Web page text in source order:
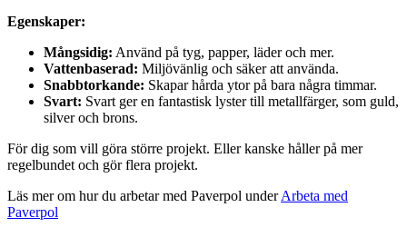
Egenskaper:
Mångsidig: Använd på tyg, papper, läder och mer.
Vattenbaserad: Miljövänlig och säker att använda.
Snabbtorkande: Skapar hårda ytor på bara några timmar.
Svart: Svart ger en fantastisk lyster till metallfärger, som guld,
silver och brons.
För dig som vill göra större projekt. Eller kanske håller på mer
regelbundet och gör flera projekt.
Läs mer om hur du arbetar med Paverpol underArbeta med
Paverpol